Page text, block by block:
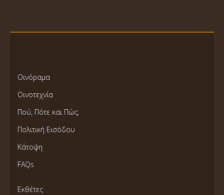
Οινόραμα
Οινοτεχνία
Πού, Πότε και Πώς;
Πολιτική Εισόδου
Κάτοψη
FAQs
Εκθέτες